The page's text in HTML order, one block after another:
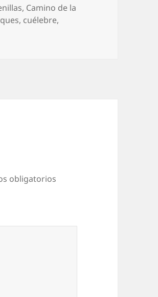
, Camino de la
, cuélebre,
obligatorios